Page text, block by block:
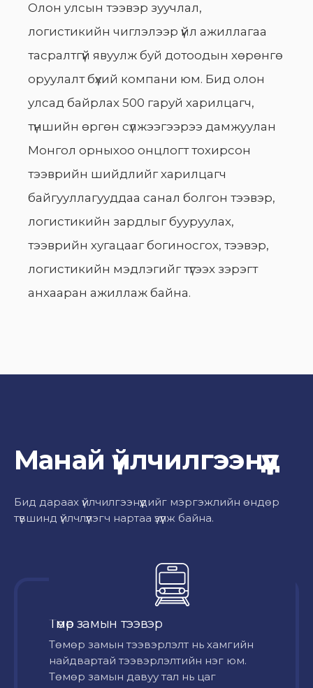
Олон улсын тээвэр зуучлал,
логистикийн чиглэлээр үйл ажиллагаа
тасралтгүй явуулж буй дотоодын хөрөнгө
оруулалт бүхий компани юм. Бид олон
улсад байрлах 500 гаруй харилцагч,
түншийн өргөн сүлжээгээрээ дамжуулан
Монгол орныхоо онцлогт тохирсон
тээврийн шийдлийг харилцагч
байгууллагууддаа санал болгон тээвэр,
логистикийн зардлыг бууруулах,
тээврийн хугацааг богиносгох, тээвэр,
логистикийн мэдлэгийг түгээх зэрэгт
анхааран ажиллаж байна.
Манай үйлчилгээнүүд
Бид дараах үйлчилгээнүүдийг мэргэжлийн өндөр
түвшинд үйлчлүүлэгч нартаа үзүүлж байна.
Төмөр замын тээвэр
Төмөр замын тээвэрлэлт нь хамгийн
найдвартай тээвэрлэлтийн нэг юм.
Төмөр замын давуу тал нь цаг